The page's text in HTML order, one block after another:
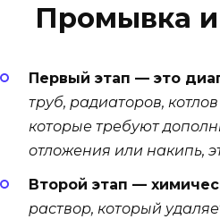
Промывка и
Первый этап — это
труб, радиаторов,
которые требуют
отложения или накипь,
Второй этап —
раствор, который